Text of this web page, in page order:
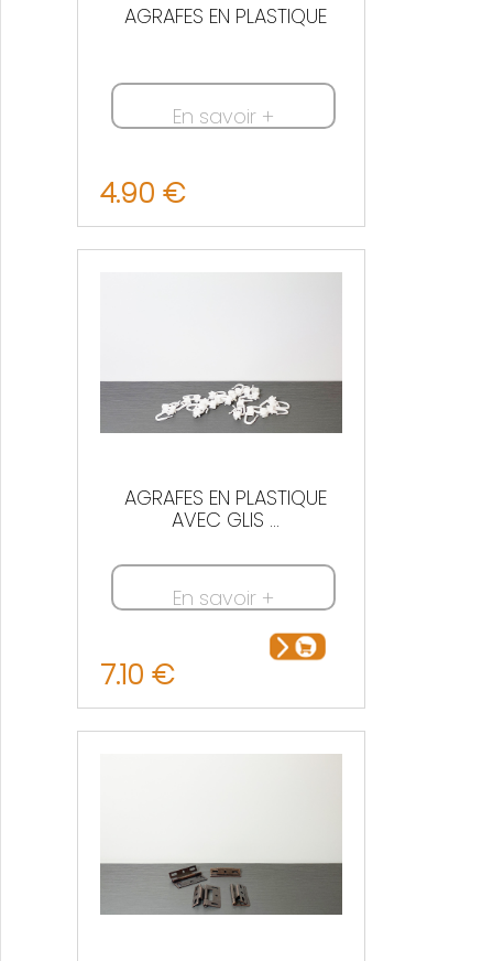
AGRAFES EN PLASTIQUE
En savoir +
4.90 €
Nous contacter
AGRAFES EN PLASTIQUE
AVEC GLIS ...
En savoir +
7.10 €